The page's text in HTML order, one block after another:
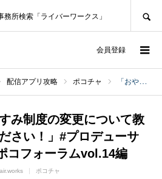
所検索「ライバーワークス」
会員登録
配信アプリ攻略 ポコチャ 「おやすみ制度の変更について教えてください！」#プロデューサーQA ポコフォーラムvol.14編
すみ制度の変更について教
さい！」#プロデューサ
コフォーラムvol.14編
ポコチャ